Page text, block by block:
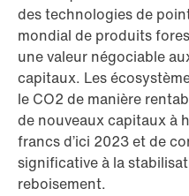
des technologies de
mondial de produits
une valeur négociable
capitaux. Les
le CO2 de manière
de nouveaux capitaux à
francs d’ici 2023 et de
significative à la
reboisement.